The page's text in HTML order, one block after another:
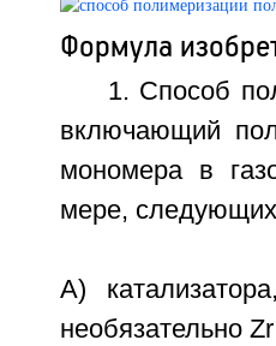
Формула
1. Способ
включающий
мономера в
мере,
A)
необязательно